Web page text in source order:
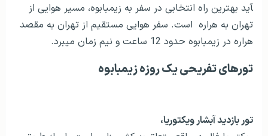
آید بهترین راه انتخابی در سفر به زیمبابوه، مسیر هوایی از
تهران به هراره است. سفر هوایی مستقیم از تهران به مقصد
هراره در زیمبابوه حدود 12 ساعت و نیم زمان می­برد.
تورهای تفریحی یک روزه زیمبابوه